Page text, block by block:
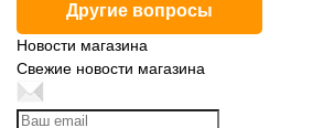
Другие вопросы
Новости магазина
Свежие новости магазина